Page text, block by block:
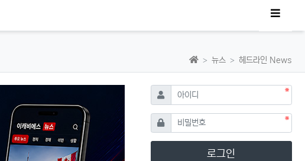
사이드
홈으로뉴스 헤드라인 News
아이디 필수
비밀번호필수
로그인